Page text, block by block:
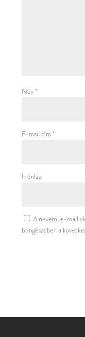
Név *
E-mail cím *
Honlap
A nevem, e-mail
böngészőben a